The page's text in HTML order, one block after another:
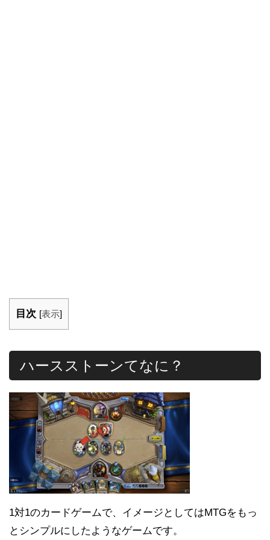
目次 [表示]
ハースストーンてなに？
1対1のカードゲームで、イメージとしてはMTGをもっ
とシンプルにしたようなゲームです。